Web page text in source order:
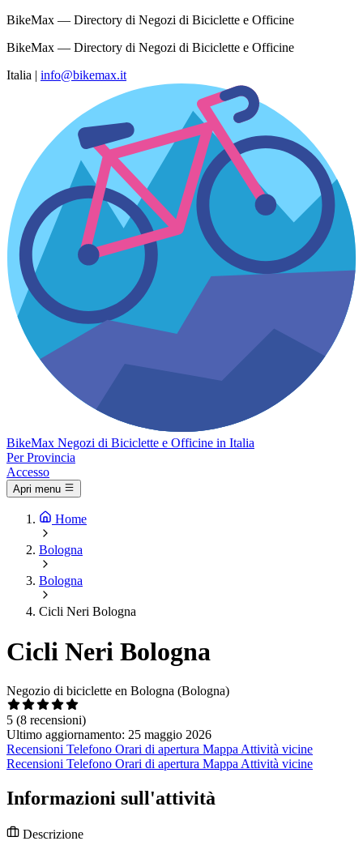
BikeMax — Directory di Negozi di Biciclette e Officine
BikeMax — Directory di Negozi di Biciclette e Officine
Italia | info@bikemax.it
BikeMax Negozi di Biciclette e Officine in Italia
Per Provincia
Accesso
Apri menu
Home
Bologna
Bologna
Cicli Neri Bologna
Cicli Neri Bologna
Negozio di biciclette en Bologna (Bologna)
5 (8 recensioni)
Ultimo aggiornamento: 25 maggio 2026
Recensioni Telefono Orari di apertura Mappa Attività vicine
Recensioni Telefono Orari di apertura Mappa Attività vicine
Informazioni sull'attività
Descrizione